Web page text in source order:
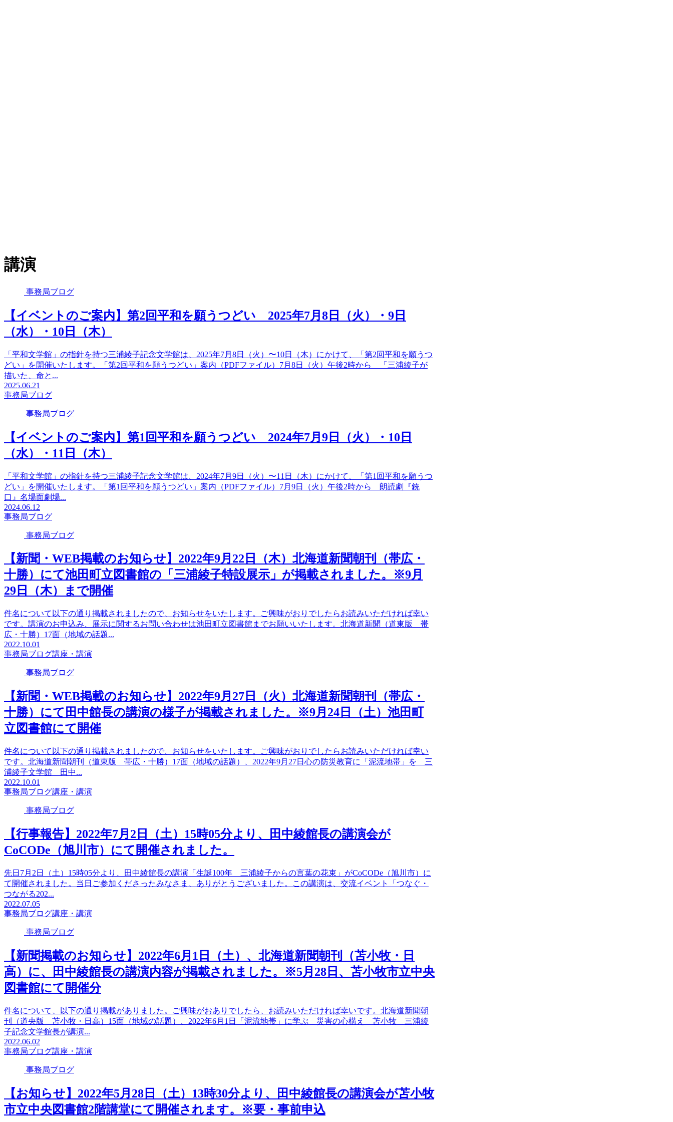
講演
事務局ブログ
【イベントのご案内】第2回平和を願うつどい 2025年7月8日（火）・9日
（水）・10日（木）
「平和文学館」の指針を持つ三浦綾子記念文学館は、2025年7月8日（火）〜10日（木）にかけて、「第2回平和を願うつ
どい」を開催いたします。「第2回平和を願うつどい」案内（PDFファイル）7月8日（火）午後2時から 「三浦綾子が
描いた、命と...
2025.06.21
事務局ブログ
事務局ブログ
【イベントのご案内】第1回平和を願うつどい 2024年7月9日（火）・10日
（水）・11日（木）
「平和文学館」の指針を持つ三浦綾子記念文学館は、2024年7月9日（火）〜11日（木）にかけて、「第1回平和を願うつ
どい」を開催いたします。「第1回平和を願うつどい」案内（PDFファイル）7月9日（火）午後2時から 朗読劇『銃
口』名場面劇場...
2024.06.12
事務局ブログ
事務局ブログ
【新聞・WEB掲載のお知らせ】2022年9月22日（木）北海道新聞朝刊（帯広・
十勝）にて池田町立図書館の「三浦綾子特設展示」が掲載されました。※9月
29日（木）まで開催
件名について以下の通り掲載されましたので、お知らせをいたします。ご興味がおりでしたらお読みいただければ幸い
です。講演のお申込み、展示に関するお問い合わせは池田町立図書館までお願いいたします。北海道新聞（道東版 帯
広・十勝）17面（地域の話題...
2022.10.01
事務局ブログ講座・講演
事務局ブログ
【新聞・WEB掲載のお知らせ】2022年9月27日（火）北海道新聞朝刊（帯広・
十勝）にて田中館長の講演の様子が掲載されました。※9月24日（土）池田町
立図書館にて開催
件名について以下の通り掲載されましたので、お知らせをいたします。ご興味がおりでしたらお読みいただければ幸い
です。北海道新聞朝刊（道東版 帯広・十勝）17面（地域の話題）、2022年9月27日心の防災教育に「泥流地帯」を 三
浦綾子文学館 田中...
2022.10.01
事務局ブログ講座・講演
事務局ブログ
【行事報告】2022年7月2日（土）15時05分より、田中綾館長の講演会が
CoCODe（旭川市）にて開催されました。
先日7月2日（土）15時05分より、田中綾館長の講演「生誕100年 三浦綾子からの言葉の花束」がCoCODe（旭川市）に
て開催されました。当日ご参加くださったみなさま、ありがとうございました。この講演は、交流イベント「つなぐ・
つながる202...
2022.07.05
事務局ブログ講座・講演
事務局ブログ
【新聞掲載のお知らせ】2022年6月1日（土）、北海道新聞朝刊（苫小牧・日
高）に、田中綾館長の講演内容が掲載されました。※5月28日、苫小牧市立中央
図書館にて開催分
件名について、以下の通り掲載がありました。ご興味がおありでしたら、お読みいただければ幸いです。北海道新聞朝
刊（道央版 苫小牧・日高）15面（地域の話題）、2022年6月1日「泥流地帯」に学ぶ 災害の心構え 苫小牧 三浦綾
子記念文学館長が講演...
2022.06.02
事務局ブログ講座・講演
事務局ブログ
【お知らせ】2022年5月28日（土）13時30分より、田中綾館長の講演会が苫小牧
市立中央図書館2階講堂にて開催されます。※要・事前申込